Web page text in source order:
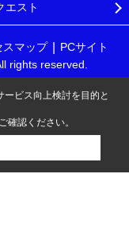
エスト
スマップ
PCサイト
rights reserved.
ビス向上検討を目的と
確認ください。